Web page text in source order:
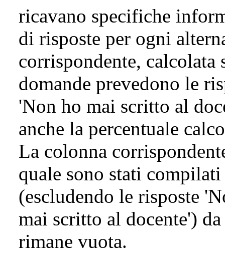
ricavano specifiche
di risposte per ogni
corrispondente, calcolata
domande prevedono le
'Non ho mai scritto al
anche la percentuale
La colonna
quale sono stati
(escludendo le risposte
mai scritto al docente')
rimane vuota.